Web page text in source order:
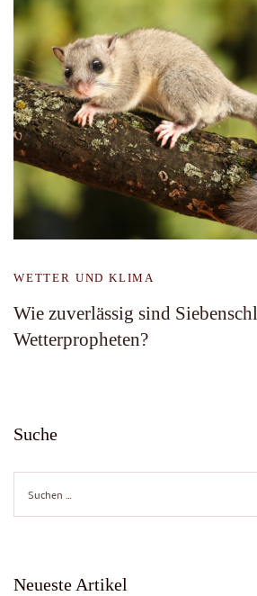
WETTER UND KLIMA
Wie zuverlässig sind
Wetterpropheten?
Suche
nach:
Neueste Artikel